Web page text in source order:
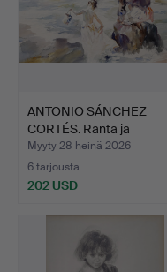
ANTONIO SÁNCHEZ
CORTÉS. Ranta ja
hahmoja.
Myyty 28 heinä 2026
6 tarjousta
202 USD